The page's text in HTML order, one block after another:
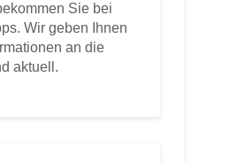
Sie bei
Wir geben Ihnen
an die
aktuell.